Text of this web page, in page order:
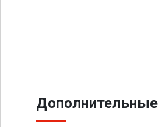
Дополнительные